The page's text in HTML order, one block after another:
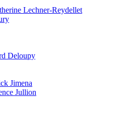
Lechner-Reydellet
Deloupy
Jimena
Jullion